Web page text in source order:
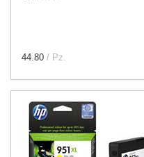
44.80 / Pz.